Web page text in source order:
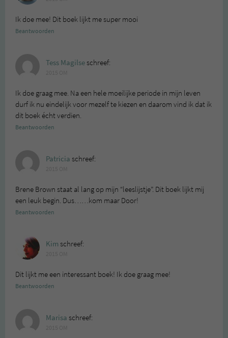
Ik doe mee! Dit boek lijkt me super mooi
Beantwoorden
Tess Magilseschreef:
Ik doe graag mee. Na een hele moeilijke periode in mijn leven
durf ik nu eindelijk voor mezelf te kiezen en daarom vind ik dat ik
dit boek écht verdien.
Beantwoorden
Patricia schreef:
Brene Brown staat al lang op mijn “leeslijstje”. Dit boek lijkt mij
een leuk begin. Dus……kom maar Door!
Beantwoorden
Kim schreef:
Dit lijkt me een interessant boek! Ik doe graag mee!
Beantwoorden
Marisa schreef: